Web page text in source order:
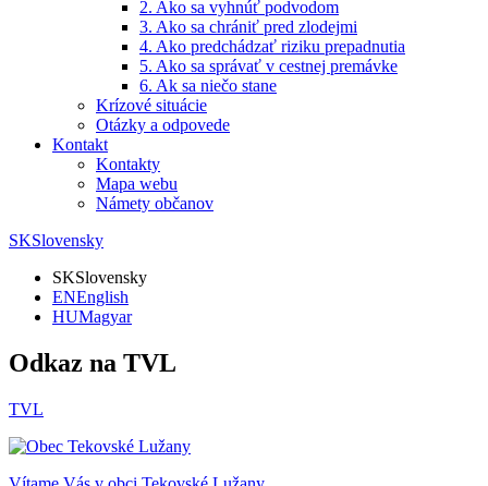
2. Ako sa vyhnúť podvodom
3. Ako sa chrániť pred zlodejmi
4. Ako predchádzať riziku prepadnutia
5. Ako sa správať v cestnej premávke
6. Ak sa niečo stane
Krízové situácie
Otázky a odpovede
Kontakt
Kontakty
Mapa webu
Námety občanov
SKSlovensky
SKSlovensky
ENEnglish
HUMagyar
Odkaz na TVL
TVL